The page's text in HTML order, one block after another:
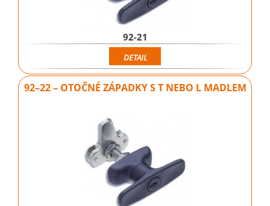
92-21
DETAIL
92–22 – OTOČNÉ ZÁPADKY S T NEBO L MADLEM